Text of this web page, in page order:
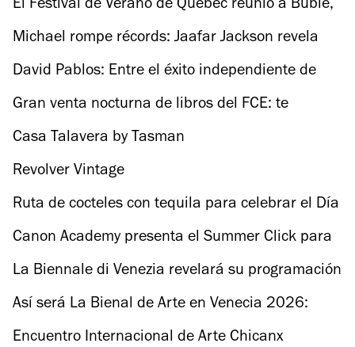
El Festival de Verano de Quebec reunió a Bublé,
Muse y a más de un millón de visitantes
Michael rompe récords: Jaafar Jackson revela
cómo revivió al Rey del Pop en la pantalla
David Pablos: Entre el éxito independiente de
“En el camino” y su regreso a Venecia
Gran venta nocturna de libros del FCE: te
decimos cuándo será
Casa Talavera by Tasman
Revolver Vintage
Ruta de cocteles con tequila para celebrar el Día
del Tequila
Canon Academy presenta el Summer Click para
infancias y juventudes
La Biennale di Venezia revelará su programación
de cine
Así será La Bienal de Arte en Venecia 2026:
fechas, costos y más
Encuentro Internacional de Arte Chicanx